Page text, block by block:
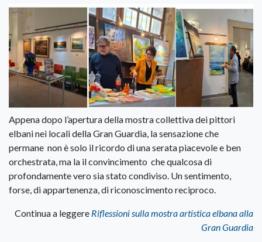
Appena dopo l’apertura della mostra collettiva dei pittori
elbani nei locali della Gran Guardia, la sensazione che
permane non è solo il ricordo di una serata piacevole e ben
orchestrata, ma la il convincimento che qualcosa di
profondamente vero sia stato condiviso. Un sentimento,
forse, di appartenenza, di riconoscimento reciproco.
Continua a leggere Riflessioni sulla mostra artistica elbana alla
Gran Guardia